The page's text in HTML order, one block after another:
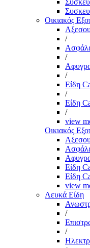
Οικιακός
/
/
/
Είδη
/
Είδη
/
view
Οικιακός
Είδη
Είδη
view
Λευκά Είδη
/
/